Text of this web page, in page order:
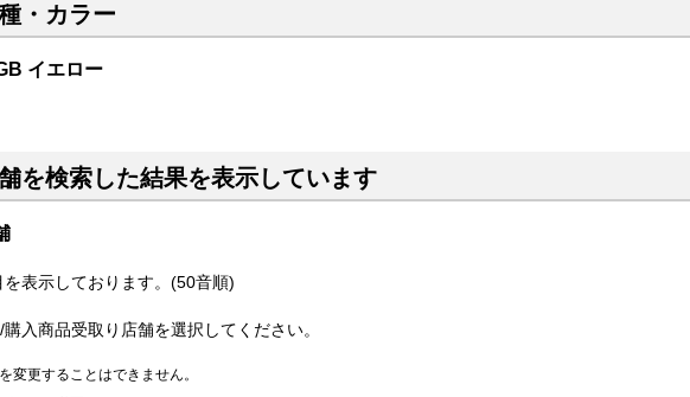
・カラー
イエロー
を検索した結果を表示しています
表示しております。(50音順)
入商品受取り店舗を選択してください。
変更することはできません。